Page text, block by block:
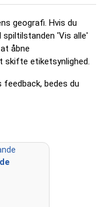
geografi. Hvis du
'Vis alle'
åbne
etiketsynlighed.
feedback, bedes du